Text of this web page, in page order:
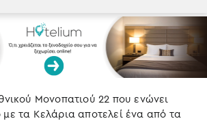
Μονοπατιού 22 που ενώνει
τα Κελάρια αποτελεί ένα από τα